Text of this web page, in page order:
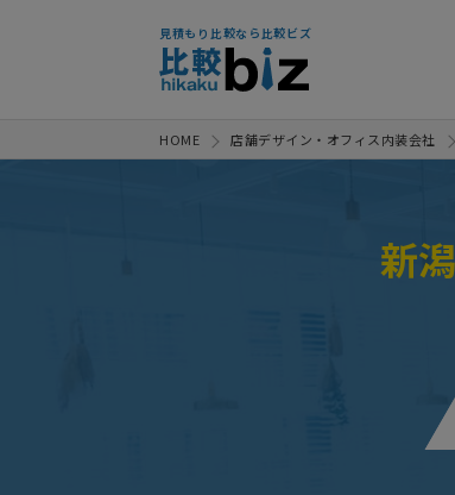
見積もり比較なら比較ビズ
HOME 店舗デザイン・オフィス内装会社
新
【予算300万】ホワ
店舗設計・施工の見